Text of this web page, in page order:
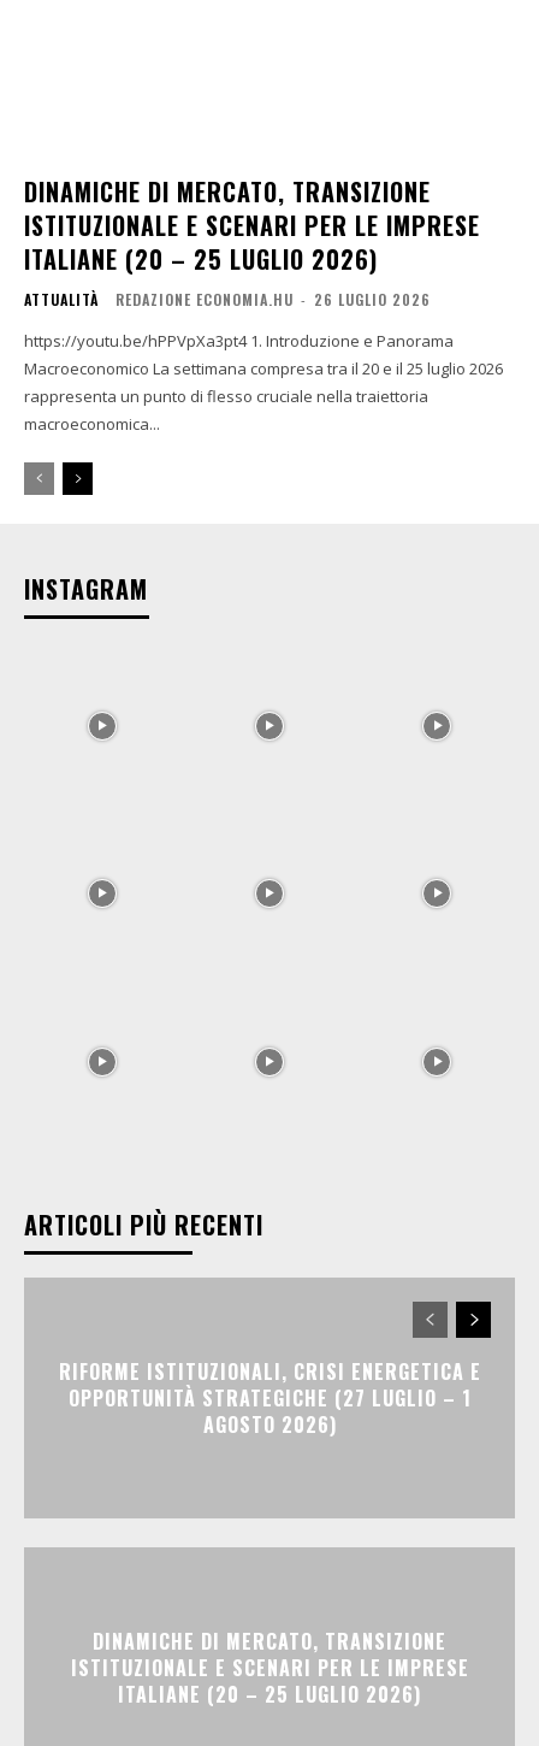
DINAMICHE DI MERCATO, TRANSIZIONE
ISTITUZIONALE E SCENARI PER LE IMPRESE
ITALIANE (20 – 25 LUGLIO 2026)
ATTUALITÀ REDAZIONE ECONOMIA.HU - 26 LUGLIO 2026
https://youtu.be/hPPVpXa3pt4 1. Introduzione e Panorama
Macroeconomico La settimana compresa tra il 20 e il 25 luglio 2026
rappresenta un punto di flesso cruciale nella traiettoria
macroeconomica...
INSTAGRAM
ARTICOLI PIÙ RECENTI
RIFORME ISTITUZIONALI, CRISI ENERGETICA E
OPPORTUNITÀ STRATEGICHE (27 LUGLIO – 1
AGOSTO 2026)
DINAMICHE DI MERCATO, TRANSIZIONE
ISTITUZIONALE E SCENARI PER LE IMPRESE
ITALIANE (20 – 25 LUGLIO 2026)